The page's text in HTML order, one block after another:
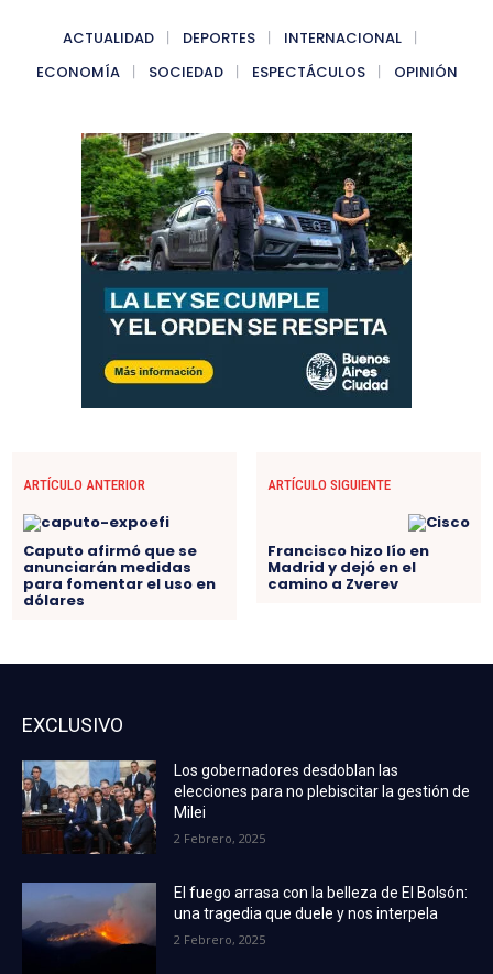
ACTUALIDAD DEPORTES
INTERNACIONAL
ECONOMÍA
SOCIEDAD ESPECTÁCULOS OPINIÓN
ARTÍCULO ANTERIOR
Caputo afirmó que se
anunciarán medidas
para fomentar el uso en
dólares
ARTÍCULO SIGUIENTE
Francisco hizo lío en
Madrid y dejó en el
camino a Zverev
EXCLUSIVO
Los gobernadores desdoblan las
elecciones para no plebiscitar la gestión de
Milei
2 Febrero, 2025
El fuego arrasa con la belleza de El Bolsón:
una tragedia que duele y nos interpela
2 Febrero, 2025